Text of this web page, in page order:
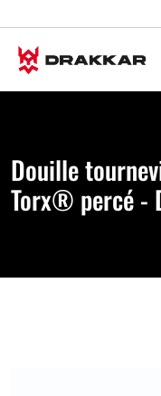
Douille
Torx® percé -